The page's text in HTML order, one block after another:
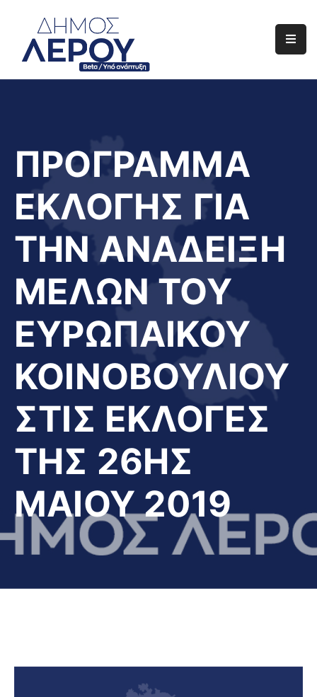
Αρχική
Διαφάνεια
Το
Νησί
Μας
ΠΡΟΓΡΑΜΜΑ
ΕΚΛΟΓΗΣ ΓΙΑ
ΤΗΝ ΑΝΑΔΕΙΞΗ
ΜΕΛΩΝ ΤΟΥ
ΕΥΡΩΠΑΙΚΟΥ
ΚΟΙΝΟΒΟΥΛΙΟΥ
ΣΤΙΣ ΕΚΛΟΓΕΣ
ΤΗΣ 26ΗΣ
ΜΑΙΟΥ 2019